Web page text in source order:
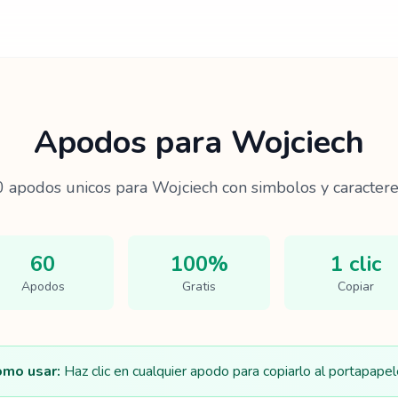
Apodos para Wojciech
apodos unicos para Wojciechcon simbolos y
60
Apodos
100%
Gratis
1 clic
Copiar
usar: Haz clic en cualquier apodo para copiarlo al